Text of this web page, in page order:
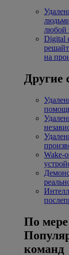
любой
Digital
на
Другие
Wake-
По мере
команд